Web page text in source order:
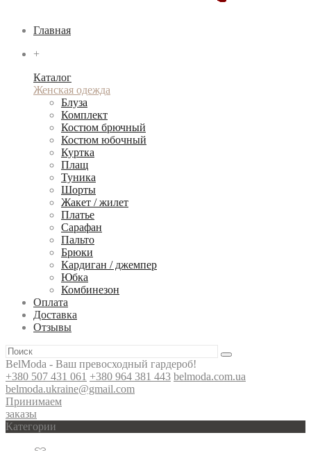
Главная
+
Каталог
Женская одежда
Блуза
Комплект
Костюм брючный
Костюм юбочный
Куртка
Плащ
Туника
Шорты
Жакет / жилет
Платье
Сарафан
Пальто
Брюки
Кардиган / джемпер
Юбка
Комбинезон
Оплата
Доставка
Отзывы
BelModa - Ваш превосходный гардероб!
+380 507 431 061 +380 964 381 443 belmoda.com.ua
belmoda.ukraine@gmail.com
Принимаем
заказы
Категории